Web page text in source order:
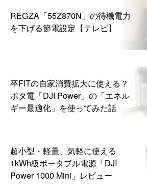
REGZA「55Z870N」の待機電力
を下げる節電設定【テレビ】
卒FITの自家消費拡大に使える？
ポタ電「DJI Power」の「エネル
ギー最適化」を使ってみた話
超小型・軽量、気軽に使える
1kWh級ポータブル電源「DJI
Power 1000 Mini」レビュー